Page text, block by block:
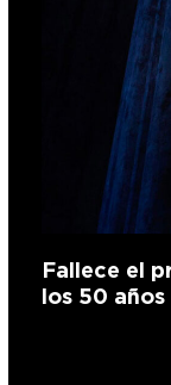
Fallece el
los 50 años